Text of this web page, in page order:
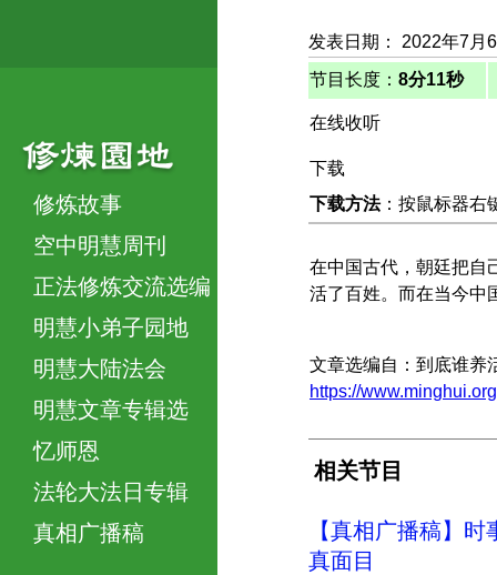
修炼故事
空中明慧周刊
正法修炼交流选编
明慧小弟子园地
明慧大陆法会
明慧文章专辑选
忆师恩
法轮大法日专辑
真相广播稿
发表日期： 2022年7月
节目长度： 8分11秒
在线收听
下载
下载方法：按鼠标器右
在中国古代，朝廷把自
活了百姓。而在当今中
文章选编自：到底谁养
https://
相关节目
【真相广播稿】
真面目